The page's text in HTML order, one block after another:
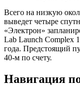
Всего на низкую
выведет четыре
«Электрон»
Lab Launch Complex
года. Предстоящий
40-м по счету.
Навигация